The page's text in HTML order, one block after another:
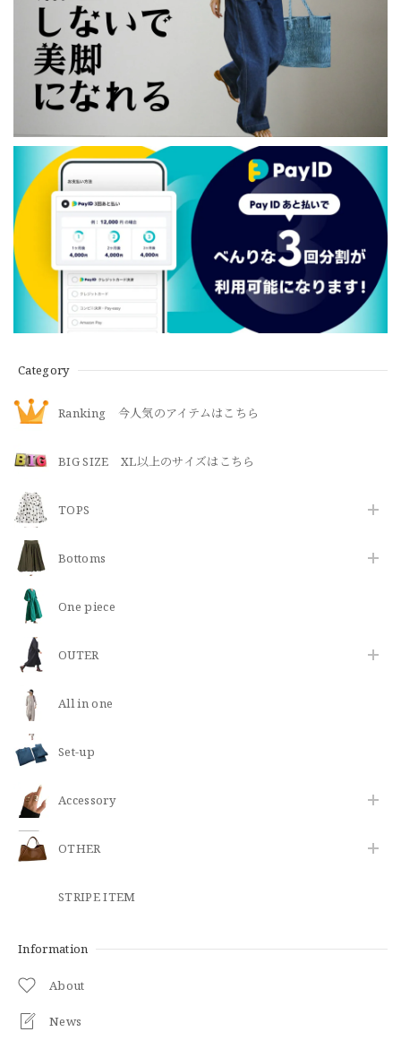
Category
Ranking 今人気のアイテムはこちら
BIG SIZE XL以上のサイズはこちら
TOPS
Bottoms
One piece
OUTER
All in one
Set-up
​Accessory
OTHER
STRIPE ITEM
Information
About
News